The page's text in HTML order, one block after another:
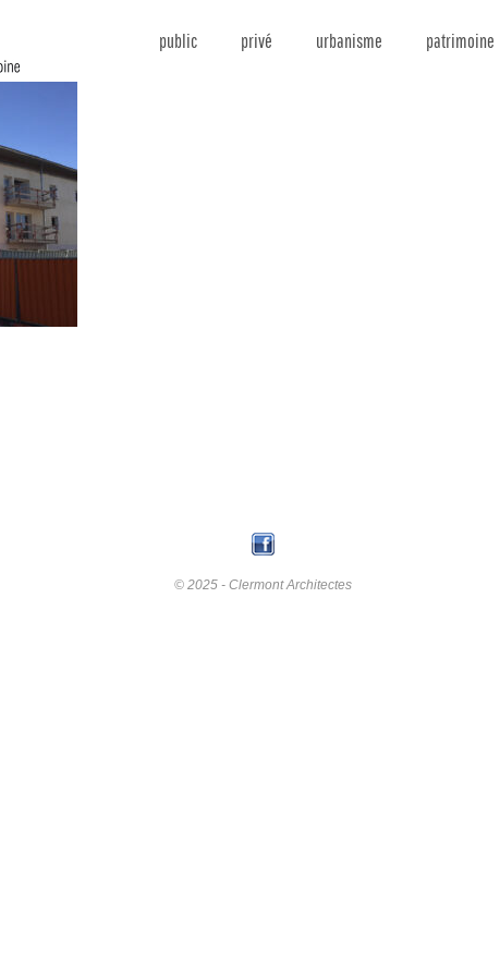
public privé urbanisme patrimoine
© 2025 - Clermont Architectes